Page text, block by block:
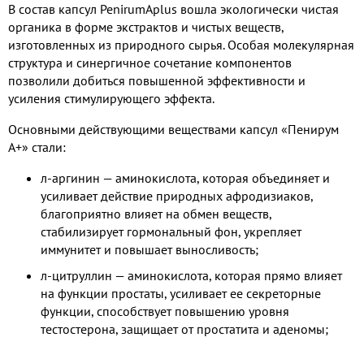
В состав капсул PenirumAplus вошла экологически чистая
органика в форме экстрактов и чистых веществ,
изготовленных из природного сырья. Особая молекулярная
структура и синергичное сочетание компонентов
позволили добиться повышенной эффективности и
усиления стимулирующего эффекта.
Основными действующими веществами капсул «Пенирум
А+» стали:
л-аргинин — аминокислота, которая объединяет и
усиливает действие природных афродизиаков,
благоприятно влияет на обмен веществ,
стабилизирует гормональный фон, укрепляет
иммунитет и повышает выносливость;
л-цитруллин — аминокислота, которая прямо влияет
на функции простаты, усиливает ее секреторные
функции, способствует повышению уровня
тестостерона, защищает от простатита и аденомы;